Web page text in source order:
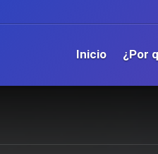
Inicio ¿Por